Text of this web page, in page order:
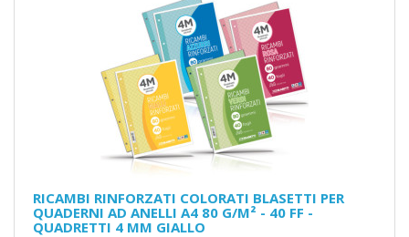
RICAMBI RINFORZATI COLORATI BLASETTI PER
QUADERNI AD ANELLI A4 80 G/M² - 40 FF -
QUADRETTI 4 MM GIALLO